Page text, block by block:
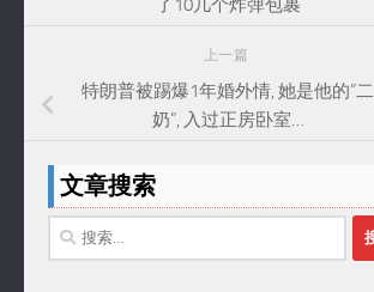
了10几个炸弹包裹
上一篇
特朗普被踢爆1年婚外情, 她是他的”二
奶”, 入过正房卧室…
文章搜索
搜
索：